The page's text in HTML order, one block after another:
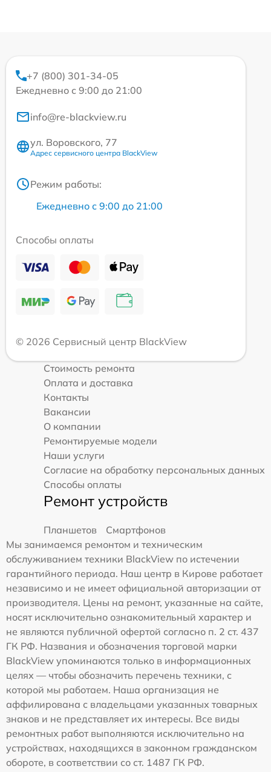
+7 (800) 301-34-05
Ежедневно с 9:00 до 21:00
info@re-blackview.ru
ул. Воровского, 77
Адрес сервисного центра BlackView
Режим работы:
Ежедневно с 9:00 до 21:00
Способы оплаты
© 2026 Сервисный центр BlackView
Стоимость ремонта
Оплата и доставка
Контакты
Вакансии
О компании
Ремонтируемые модели
Наши услуги
Согласие на обработку персональных данных
Способы оплаты
Ремонт устройств
Планшетов
Смартфонов
Мы занимаемся ремонтом и техническим
обслуживанием техники BlackView по истечении
гарантийного периода. Наш центр в Кирове работает
независимо и не имеет официальной авторизации от
производителя. Цены на ремонт, указанные на сайте,
носят исключительно ознакомительный характер и
не являются публичной офертой согласно п. 2 ст. 437
ГК РФ. Названия и обозначения торговой марки
BlackView упоминаются только в информационных
целях — чтобы обозначить перечень техники, с
которой мы работаем. Наша организация не
аффилирована с владельцами указанных товарных
знаков и не представляет их интересы. Все виды
ремонтных работ выполняются исключительно на
устройствах, находящихся в законном гражданском
обороте, в соответствии со ст. 1487 ГК РФ.